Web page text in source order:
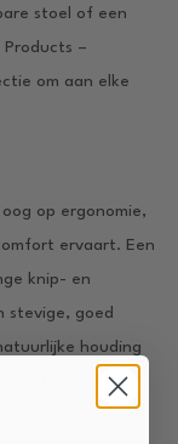
stoel of een
Products –
om aan elke
op ergonomie,
ervaart. Een
knip- en
stevige, goed
houding
dat klanten zich